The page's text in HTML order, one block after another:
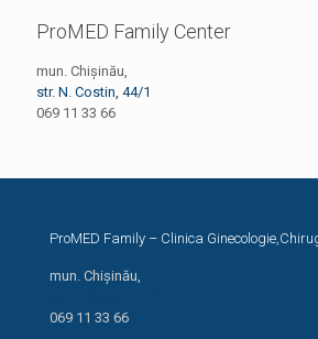
ProMED Family Center
mun. Chișinău,
str. N. Costin, 44/1
069 11 33 66
ProMED Family – Clinica
mun. Chișinău,
069 11 33 66